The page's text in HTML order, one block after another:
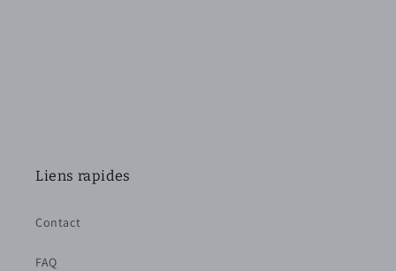
Liens rapides
Contact
FAQ